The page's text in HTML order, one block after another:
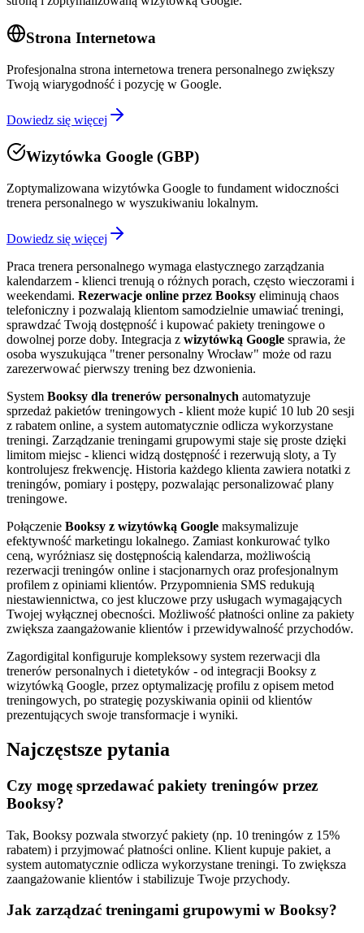
Strona Internetowa
Profesjonalna strona internetowa trenera personalnego zwiększy
Twoją wiarygodność i pozycję w Google.
Dowiedz się więcej
Wizytówka Google (GBP)
Zoptymalizowana wizytówka Google to fundament widoczności
trenera personalnego w wyszukiwaniu lokalnym.
Dowiedz się więcej
Praca trenera personalnego wymaga elastycznego zarządzania
kalendarzem - klienci trenują o różnych porach, często wieczorami i
weekendami. Rezerwacje online przez Booksy eliminują chaos
telefoniczny i pozwalają klientom samodzielnie umawiać treningi,
sprawdzać Twoją dostępność i kupować pakiety treningowe o
dowolnej porze doby. Integracja z wizytówką Google sprawia, że
osoba wyszukująca "trener personalny Wrocław" może od razu
zarezerwować pierwszy trening bez dzwonienia.
System Booksy dla trenerów personalnych automatyzuje
sprzedaż pakietów treningowych - klient może kupić 10 lub 20 sesji
z rabatem online, a system automatycznie odlicza wykorzystane
treningi. Zarządzanie treningami grupowymi staje się proste dzięki
limitom miejsc - klienci widzą dostępność i rezerwują sloty, a Ty
kontrolujesz frekwencję. Historia każdego klienta zawiera notatki z
treningów, pomiary i postępy, pozwalając personalizować plany
treningowe.
Połączenie Booksy z wizytówką Google maksymalizuje
efektywność marketingu lokalnego. Zamiast konkurować tylko
ceną, wyróżniasz się dostępnością kalendarza, możliwością
rezerwacji treningów online i stacjonarnych oraz profesjonalnym
profilem z opiniami klientów. Przypomnienia SMS redukują
niestawiennictwa, co jest kluczowe przy usługach wymagających
Twojej wyłącznej obecności. Możliwość płatności online za pakiety
zwiększa zaangażowanie klientów i przewidywalność przychodów.
Zagordigital konfiguruje kompleksowy system rezerwacji dla
trenerów personalnych i dietetyków - od integracji Booksy z
wizytówką Google, przez optymalizację profilu z opisem metod
treningowych, po strategię pozyskiwania opinii od klientów
prezentujących swoje transformacje i wyniki.
Najczęstsze pytania
Czy mogę sprzedawać pakiety treningów przez
Booksy?
Tak, Booksy pozwala stworzyć pakiety (np. 10 treningów z 15%
rabatem) i przyjmować płatności online. Klient kupuje pakiet, a
system automatycznie odlicza wykorzystane treningi. To zwiększa
zaangażowanie klientów i stabilizuje Twoje przychody.
Jak zarządzać treningami grupowymi w Booksy?